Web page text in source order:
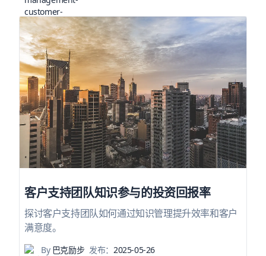
客户支持团队知识参与的投资回报率
探讨客户支持团队如何通过知识管理提升效率和客户
满意度。
By巴克励步 发布： 2025-05-26